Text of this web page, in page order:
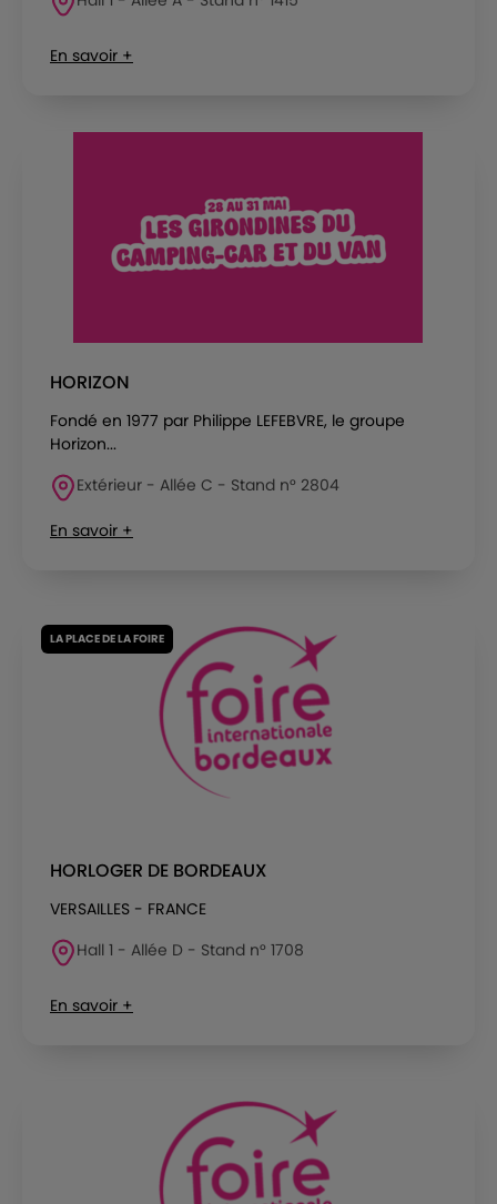
En savoir +
HORIZON
Fondé en 1977 par Philippe LEFEBVRE, le groupe
Horizon...
Extérieur - Allée C - Stand n° 2804
En savoir +
LA PLACE DE LA FOIRE
HORLOGER DE BORDEAUX
VERSAILLES - FRANCE
Hall 1 - Allée D - Stand n° 1708
En savoir +